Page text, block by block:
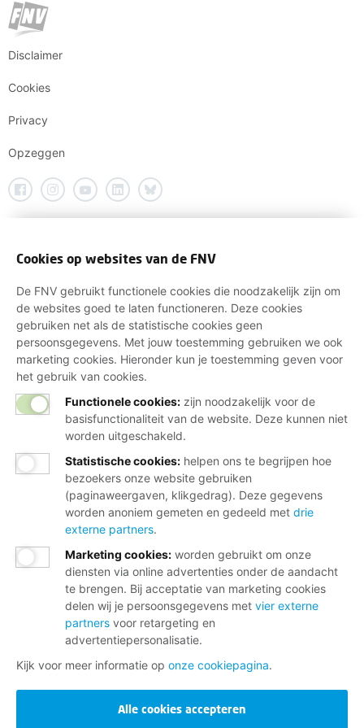
Disclaimer
Cookies
Privacy
Opzeggen
Cookies op websites van de FNV
De FNV gebruikt functionele cookies die noodzakelijk zijn om
de websites goed te laten functioneren. Deze cookies
gebruiken net als de statistische cookies geen
persoonsgegevens. Met jouw toestemming gebruiken we ook
marketing cookies. Hieronder kun je toestemming geven voor
het gebruik van cookies.
Functionele cookies: zijn noodzakelijk voor de
basisfunctionaliteit van de website. Deze kunnen niet
worden uitgeschakeld.
Statistische cookies: helpen ons te begrijpen hoe
bezoekers onze website gebruiken
(paginaweergaven, klikgedrag). Deze gegevens
worden anoniem gemeten en gedeeld met drie
externe partners.
Marketing cookies: worden gebruikt om onze
diensten via online advertenties onder de aandacht
te brengen. Bij acceptatie van marketing cookies
delen wij je persoonsgegevens met vier externe
partners voor retargeting en
advertentiepersonalisatie.
Kijk voor meer informatie op onze cookiepagina.
Alle cookies accepteren